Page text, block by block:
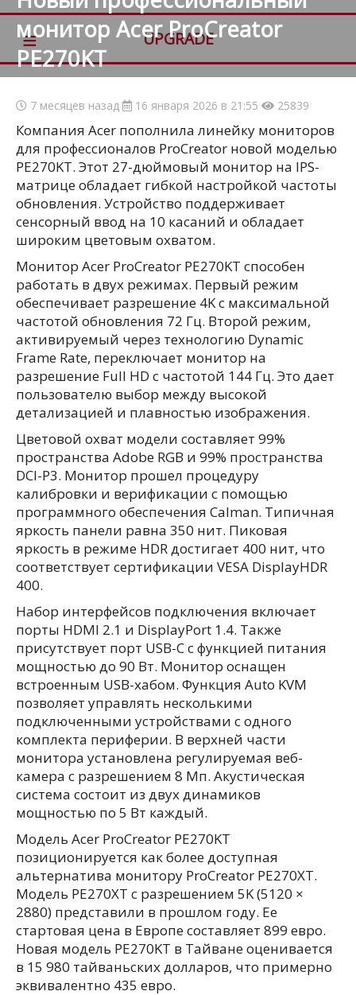
≡ UPGRADE
монитор Acer ProCreator
PE270KT
7 месяцев назад 16 января 2026 в 21:55 25839
Компания Acer пополнила линейку мониторов
для профессионалов ProCreator новой моделью
PE270KT. Этот 27-дюймовый монитор на IPS-
матрице обладает гибкой настройкой частоты
обновления. Устройство поддерживает
сенсорный ввод на 10 касаний и обладает
широким цветовым охватом.
Монитор Acer ProCreator PE270KT способен
работать в двух режимах. Первый режим
обеспечивает разрешение 4K с максимальной
частотой обновления 72 Гц. Второй режим,
активируемый через технологию Dynamic
Frame Rate, переключает монитор на
разрешение Full HD с частотой 144 Гц. Это дает
пользователю выбор между высокой
детализацией и плавностью изображения.
Цветовой охват модели составляет 99%
пространства Adobe RGB и 99% пространства
DCI-P3. Монитор прошел процедуру
калибровки и верификации с помощью
программного обеспечения Calman. Типичная
яркость панели равна 350 нит. Пиковая
яркость в режиме HDR достигает 400 нит, что
соответствует сертификации VESA DisplayHDR
400.
Набор интерфейсов подключения включает
порты HDMI 2.1 и DisplayPort 1.4. Также
присутствует порт USB-C с функцией питания
мощностью до 90 Вт. Монитор оснащен
встроенным USB-хабом. Функция Auto KVM
позволяет управлять несколькими
подключенными устройствами с одного
комплекта периферии. В верхней части
монитора установлена регулируемая веб-
камера с разрешением 8 Мп. Акустическая
система состоит из двух динамиков
мощностью по 5 Вт каждый.
Модель Acer ProCreator PE270KT
позиционируется как более доступная
альтернатива монитору ProCreator PE270XT.
Модель PE270XT с разрешением 5K (5120 ×
2880) представили в прошлом году. Ее
стартовая цена в Европе составляет 899 евро.
Новая модель PE270KT в Тайване оценивается
в 15 980 тайваньских долларов, что примерно
эквивалентно 435 евро.